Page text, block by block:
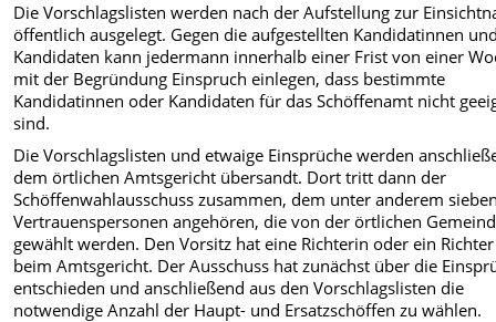
Die Vorschlagslisten werden nach der Aufstellung zur
öffentlich ausgelegt. Gegen die aufgestellten Kandidatinnen
Kandidaten kann jedermann innerhalb einer Frist von einer
mit der Begründung Einspruch einlegen, dass bestimmte
Kandidatinnen oder Kandidaten für das Schöffenamt nicht
sind.
Die Vorschlagslisten und etwaige Einsprüche werden
dem örtlichen Amtsgericht übersandt. Dort tritt dann der
Schöffenwahlausschuss zusammen, dem unter anderem
Vertrauenspersonen angehören, die von der örtlichen
gewählt werden. Den Vorsitz hat eine Richterin oder ein Richter
beim Amtsgericht. Der Ausschuss hat zunächst über die
entschieden und anschließend aus den Vorschlagslisten die
notwendige Anzahl der Haupt- und Ersatzschöffen zu wählen.